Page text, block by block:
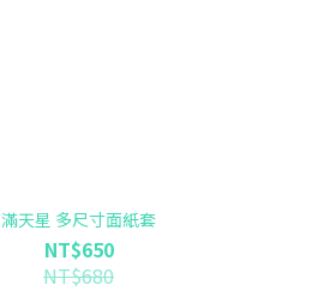
滿天星 多尺寸面紙套
NT$650
NT$680